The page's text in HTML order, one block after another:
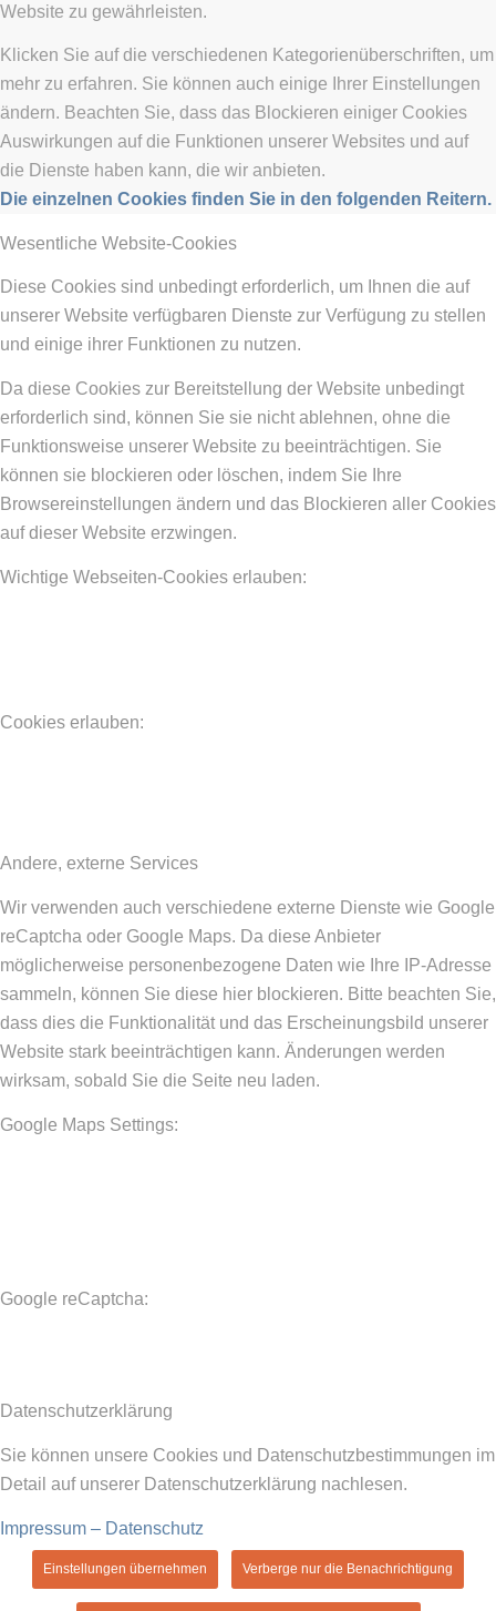
Website zu gewährleisten.
Klicken Sie auf die verschiedenen Kategorienüberschriften, um
mehr zu erfahren. Sie können auch einige Ihrer Einstellungen
ändern. Beachten Sie, dass das Blockieren einiger Cookies
Auswirkungen auf die Funktionen unserer Websites und auf
die Dienste haben kann, die wir anbieten.
Die einzelnen Cookies finden Sie in den folgenden Reitern.
Wesentliche Website-Cookies
Diese Cookies sind unbedingt erforderlich, um Ihnen die auf
unserer Website verfügbaren Dienste zur Verfügung zu stellen
und einige ihrer Funktionen zu nutzen.
Da diese Cookies zur Bereitstellung der Website unbedingt
erforderlich sind, können Sie sie nicht ablehnen, ohne die
Funktionsweise unserer Website zu beeinträchtigen. Sie
können sie blockieren oder löschen, indem Sie Ihre
Browsereinstellungen ändern und das Blockieren aller Cookies
auf dieser Website erzwingen.
Wichtige Webseiten-Cookies erlauben:
Cookies erlauben:
Andere, externe Services
Wir verwenden auch verschiedene externe Dienste wie Google
reCaptcha oder Google Maps. Da diese Anbieter
möglicherweise personenbezogene Daten wie Ihre IP-Adresse
sammeln, können Sie diese hier blockieren. Bitte beachten Sie,
dass dies die Funktionalität und das Erscheinungsbild unserer
Website stark beeinträchtigen kann. Änderungen werden
wirksam, sobald Sie die Seite neu laden.
Google Maps Settings:
Google reCaptcha:
Datenschutzerklärung
Sie können unsere Cookies und Datenschutzbestimmungen im
Detail auf unserer Datenschutzerklärung nachlesen.
Impressum – Datenschutz
Einstellungen übernehmen Verberge nur die Benachrichtigung